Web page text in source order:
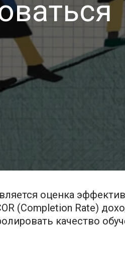
оценка
(Completion Rate)
качество